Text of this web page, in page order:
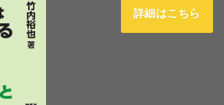
詳細はこちら